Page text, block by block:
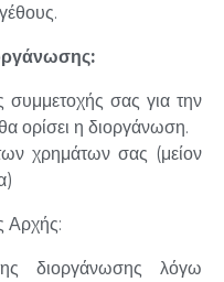
:
συμμετοχής σας για την
ορίσει η διοργάνωση.
χρημάτων σας (μείον
Αρχής:
διοργάνωσης λόγω